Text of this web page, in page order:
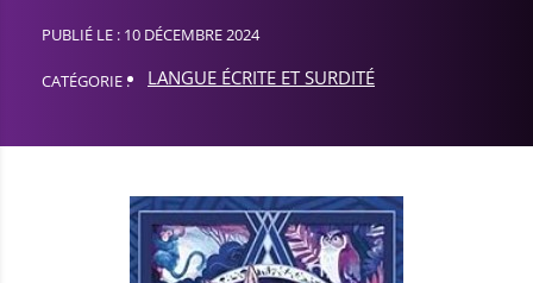
PUBLIÉ LE : 10 DÉCEMBRE 2024
CATÉGORIE : LANGUE ÉCRITE ET SURDITÉ